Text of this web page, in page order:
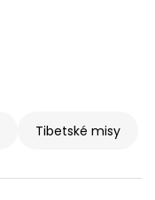
Tibetské misy